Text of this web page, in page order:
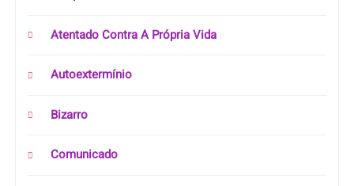
Atentado Contra A Própria Vida
Autoextermínio
Bizarro
Comunicado